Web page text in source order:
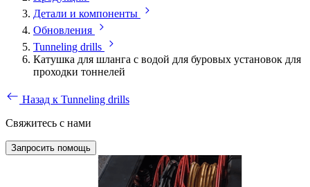
Детали и компоненты
Обновления
Tunneling drills
Катушка для шланга с водой для буровых установок для
проходки тоннелей
Назад к Tunneling drills
Свяжитесь с нами
Запросить помощь